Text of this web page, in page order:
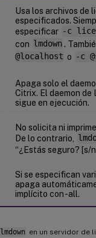
Usa los archivos de
especificados.
especificar -c
con
lmdown .
@localhost o -c
Apaga solo el
Citrix. El daemon de
sigue en ejecución.
No solicita ni
De lo contrario,
“¿Estás seguro? [s/
Si se especifican
apaga
implícito con -all.
lmdown en un servidor de